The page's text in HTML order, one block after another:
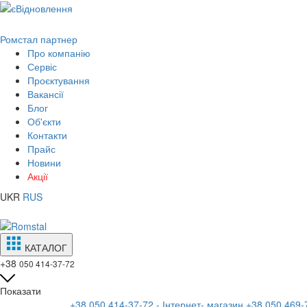
Ромстал партнер
Про компанію
Сервіс
Проєктування
Вакансії
Блог
Об'єкти
Контакти
Прайс
Новини
Акції
UKR RUS
КАТАЛОГ
+38 050 414-37-72
Показати
+38 050 414-37-72 - Інтернет- магазин +38 050